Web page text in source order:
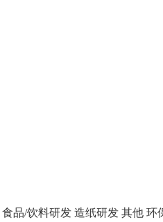
食品/饮料研发 造纸研发 其他 环